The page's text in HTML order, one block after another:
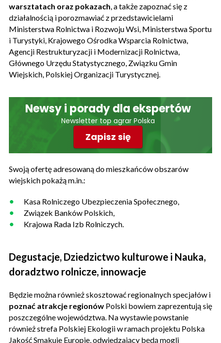
warsztatach oraz pokazach, a także zapoznać się z
działalnością i porozmawiać z przedstawicielami
Ministerstwa Rolnictwa i Rozwoju Wsi, Ministerstwa Sportu
i Turystyki, Krajowego Ośrodka Wsparcia Rolnictwa,
Agencji Restrukturyzacji i Modernizacji Rolnictwa,
Głównego Urzędu Statystycznego, Związku Gmin
Wiejskich, Polskiej Organizacji Turystycznej.
Newsy i porady dla ekspertów
Newsletter top agrar Polska
Zapisz się
Swoją ofertę adresowaną do mieszkańców obszarów
wiejskich pokażą m.in.:
Kasa Rolniczego Ubezpieczenia Społecznego,
Związek Banków Polskich,
Krajowa Rada Izb Rolniczych.
Degustacje, Dziedzictwo kulturowe i Nauka,
doradztwo rolnicze, innowacje
Będzie można również skosztować regionalnych specjałów i
poznać atrakcje regionów Polski bowiem zaprezentują się
poszczególne województwa. Na wystawie powstanie
również strefa Polskiej Ekologii w ramach projektu Polska
Jakość Smakuje Europie, odwiedzający będą mogli